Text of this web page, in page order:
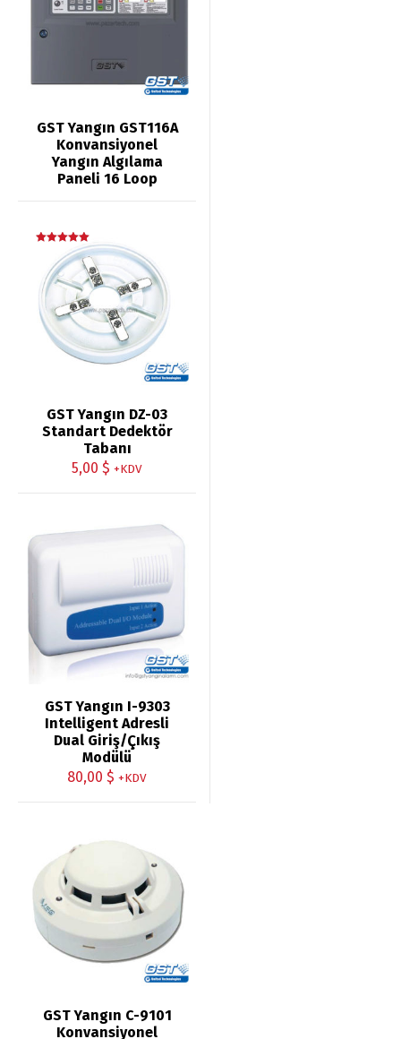
GST Yangın GST116A
Konvansiyonel
Yangın Algılama
Paneli 16 Loop
5 üzerinden
oy aldı
GST Yangın DZ-03
Standart Dedektör
Tabanı
5,00 $ +KDV
GST Yangın I-9303
Intelligent Adresli
Dual Giriş/Çıkış
Modülü
80,00 $ +KDV
GST Yangın C-9101
Konvansiyonel